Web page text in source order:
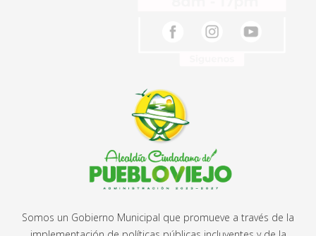
Somos un Gobierno Municipal que promueve a través de la